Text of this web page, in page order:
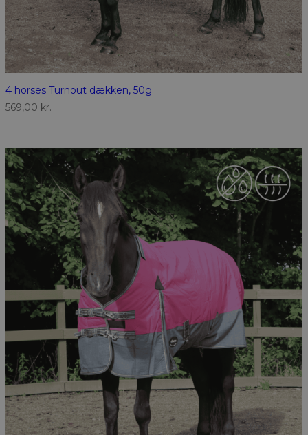
4 horses Turnout dækken, 50g
569,00 kr.